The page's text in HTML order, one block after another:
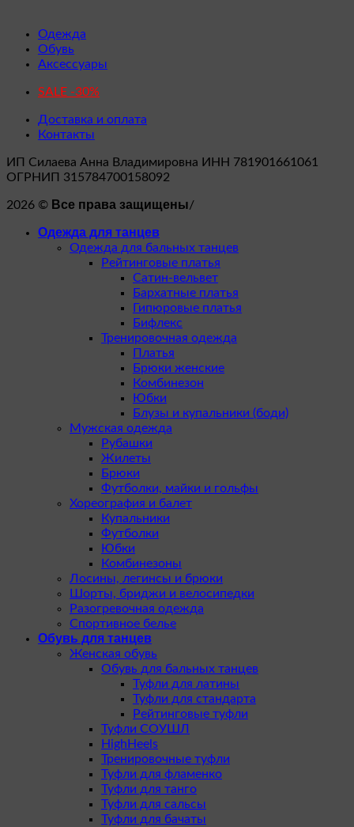
Одежда
Обувь
Аксессуары
SALE -30%
Доставка и оплата
Контакты
ИП Силаева Анна Владимировна ИНН 781901661061
ОГРНИП 315784700158092
2026 © Все права защищены/
Одежда для танцев
Одежда для бальных танцев
Рейтинговые платья
Сатин-вельвет
Бархатные платья
Гипюровые платья
Бифлекс
Тренировочная одежда
Платья
Брюки женские
Комбинезон
Юбки
Блузы и купальники (боди)
Мужская одежда
Рубашки
Жилеты
Брюки
Футболки, майки и гольфы
Хореография и балет
Купальники
Футболки
Юбки
Комбинезоны
Лосины, легинсы и брюки
Шорты, бриджи и велосипедки
Разогревочная одежда
Спортивное белье
Обувь для танцев
Женская обувь
Обувь для бальных танцев
Туфли для латины
Туфли для стандарта
Рейтинговые туфли
Туфли СОУШЛ
HighHeels
Тренировочные туфли
Туфли для фламенко
Туфли для танго
Туфли для сальсы
Туфли для бачаты